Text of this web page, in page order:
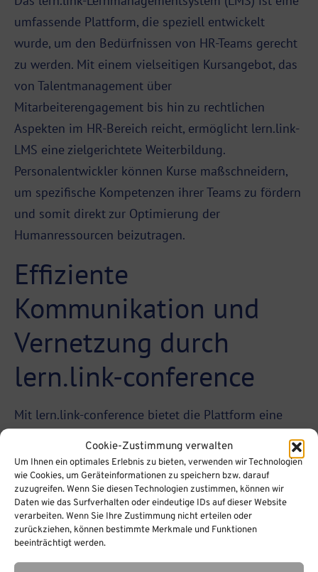
Cookie-Zustimmung verwalten
Um Ihnen ein optimales Erlebnis zu bieten, verwenden wir Technologien
wie Cookies, um Geräteinformationen zu speichern bzw. darauf
zuzugreifen. Wenn Sie diesen Technologien zustimmen, können wir
Daten wie das Surfverhalten oder eindeutige IDs auf dieser Website
verarbeiten. Wenn Sie Ihre Zustimmung nicht erteilen oder
zurückziehen, können bestimmte Merkmale und Funktionen
beeinträchtigt werden.
umfassende Plattform, die speziell entwickelt
wurde, um den Bedürfnissen von HR-Teams gerecht
zu werden. Mit einem vielseitigen Kursangebot, das
von Talentmanagement über
Mitarbeiterengagement bis hin zu rechtlichen
Aspekten im HR-Bereich reicht, ermöglicht lern.link-
LMS eine zielgerichtete Weiterbildung.
Personalentwickler können Kurse maßschneidern,
um spezifische Kompetenzen ihrer Teams zu fördern
und somit direkt zur Optimierung der
Humanressourcen beizutragen.
Effiziente
Kommunikation und
Vernetzung durch
lern.link-conference
Mit lern.link-conference bietet die Plattform eine
leistungsstarke Lösung, um Online-Seminare und -
Konferenzen zu veranstalten. Dies ist besonders
wertvoll für HR-Teams, die auf der Suche nach
Möglichkeiten sind, sich mit Branchenexperten
auszutauschen oder firmeninterne
Weiterbildungsveranstaltungen durchzuführen. Die
einfache Integration in das lern.link-LMS ermöglicht